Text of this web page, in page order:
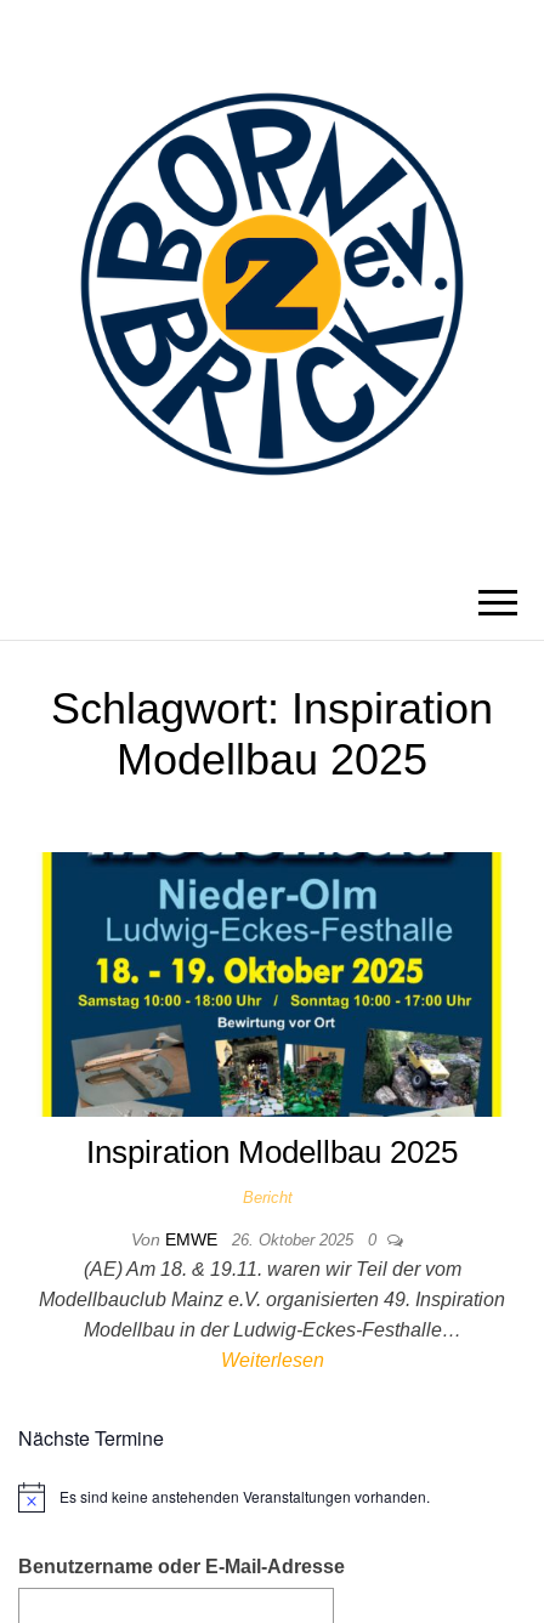
E.V.
Schlagwort: Inspiration
Modellbau 2025
Inspiration Modellbau 2025
Bericht
Von EMWE 26. Oktober 2025 0
(AE) Am 18. & 19.11. waren wir Teil der vom
Modellbauclub Mainz e.V. organisierten 49. Inspiration
Modellbau in der Ludwig-Eckes-Festhalle…
Weiterlesen
Nächste Termine
H
w
Es sind keine anstehenden Veranstaltungen vorhanden.
Benutzername oder E-Mail-Adresse